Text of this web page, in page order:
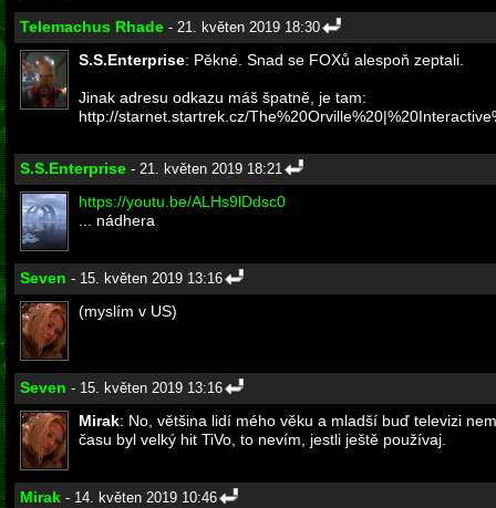
Telemachus Rhade - 21. květen 2019 18:30
S.S.Enterprise: Pěkné. Snad se FOXů alespoň zeptali.
Jinak adresu odkazu máš špatně, je tam:
http://starnet.startrek.cz/
S.S.Enterprise - 21. květen 2019 18:21
https://youtu.be/ALHs9lDdsc0
... nádhera
Seven - 15. květen 2019 13:16
(myslím v US)
Seven - 15. květen 2019 13:16
Mirak: No, většina lidí mého věku a mladší buď televizi
času byl velký hit TiVo, to nevím, jestli ještě používaj.
Mirak - 14. květen 2019 10:46